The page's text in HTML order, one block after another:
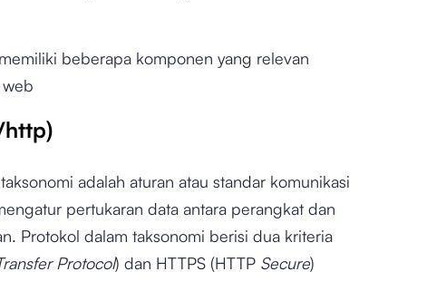
beberapa komponen yang relevan
http)
adalah aturan atau standar komunikasi
pertukaran data antara perangkat dan
Protokol dalam taksonomi berisi dua kriteria
Protocol) dan HTTPS (HTTPSecure)